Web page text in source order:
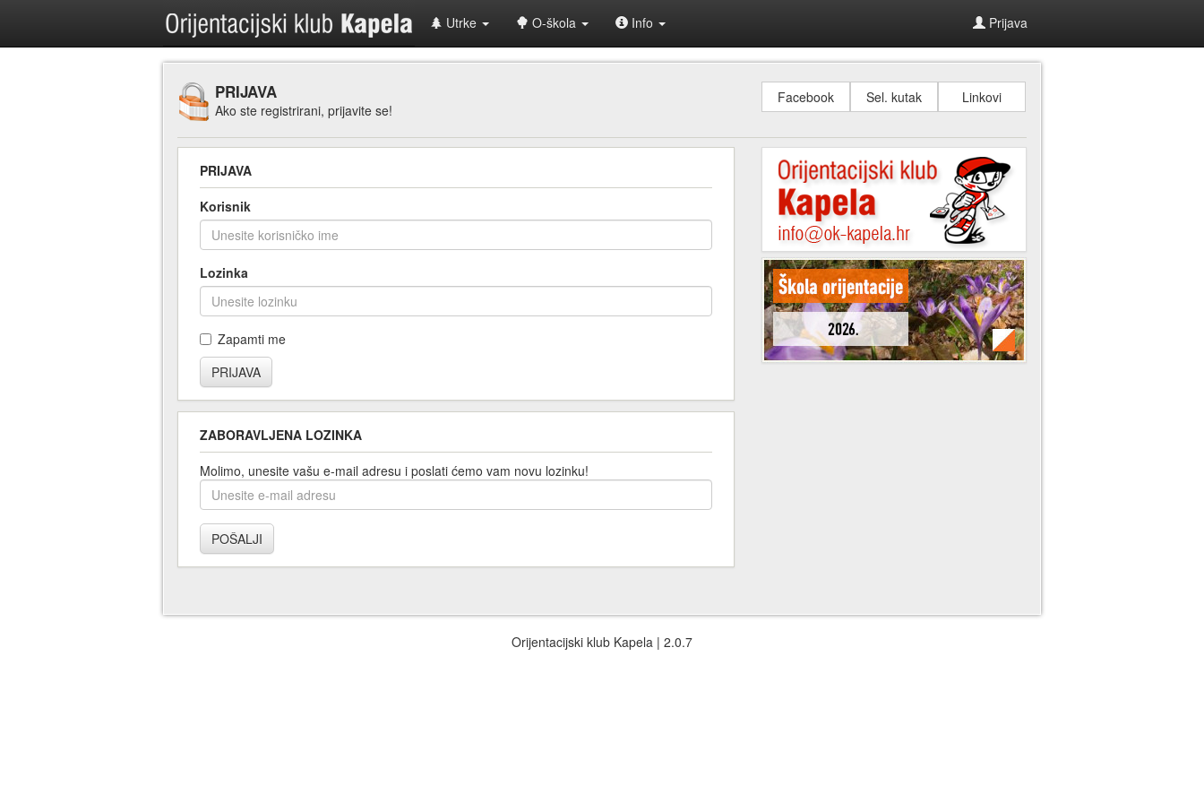
Utrke O-škola Info Prijava
PRIJAVA
Ako ste registrirani, prijavite se!
Facebook Sel. kutak Linkovi
PRIJAVA
Korisnik
Lozinka
Zapamti me
ZABORAVLJENA LOZINKA
Molimo, unesite vašu e-mail adresu i poslati ćemo vam novu lozinku!
Orijentacijski klub Kapela | 2.0.7